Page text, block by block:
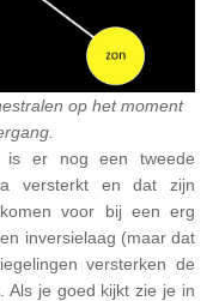
op het moment
is er nog een tweede
versterkt en dat zijn
komen voor bij een erg
inversielaag (maar dat
versterken de
Als je goed kijkt zie je in